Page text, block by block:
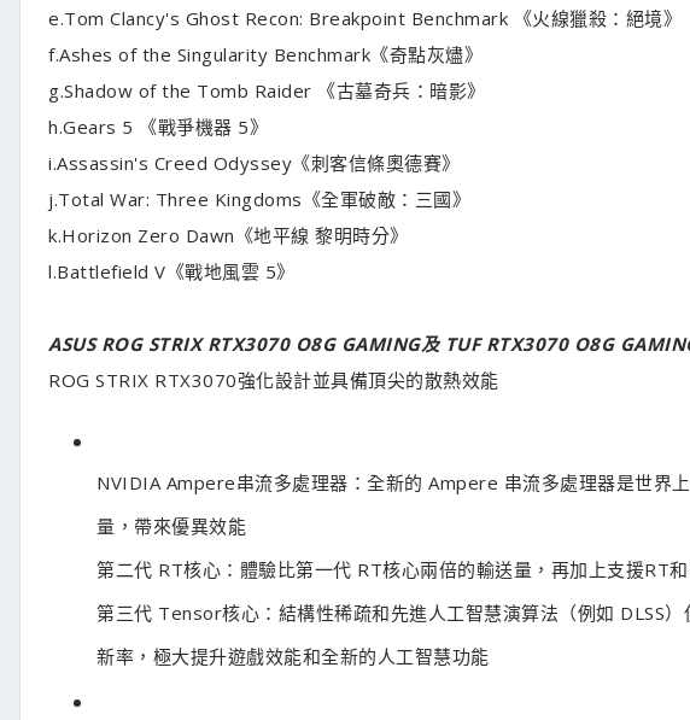
e.Tom Clancy's Ghost Recon: Breakpoint Benchmark 《火線獵殺：絕境》
f.Ashes of the Singularity Benchmark《奇點灰燼》
g.Shadow of the Tomb Raider 《古墓奇兵：暗影》
h.Gears 5 《戰爭機器 5》
i.Assassin's Creed Odyssey《刺客信條奧德賽》
j.Total War: Three Kingdoms《全軍破敵：三國》
k.Horizon Zero Dawn《地平線 黎明時分》
l.Battlefield V《戰地風雲 5》
ASUS ROG STRIX RTX3070 O8G GAMING及TUF RTX3070 O8G
ROG STRIX RTX3070強化設計並具備頂尖的散熱效能
NVIDIA Ampere串流多處理器：全新的 Ampere 串流多處理器是世界
量，帶來優異效能
第二代 RT核心：體驗比第一代 RT核心兩倍的輸送量，再加上支援RT
第三代 Tensor核心：結構性稀疏和先進人工智慧演算法（例如 DLSS
新率，極大提升遊戲效能和全新的人工智慧功能